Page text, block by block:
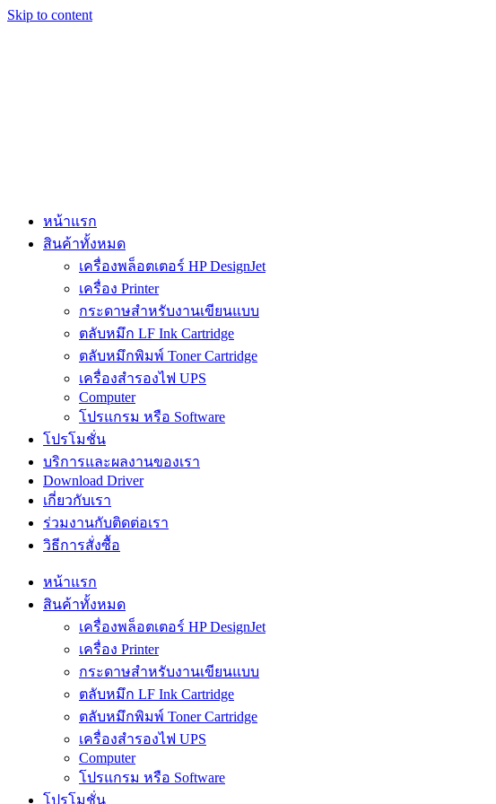
Skip to content
หน้าแรก
สินค้าทั้งหมด
เครื่องพล็อตเตอร์ HP DesignJet
เครื่อง Printer
กระดาษสำหรับงานเขียนแบบ
ตลับหมึก LF Ink Cartridge
ตลับหมึกพิมพ์ Toner Cartridge
เครื่องสำรองไฟ UPS
Computer
โปรแกรม หรือ Software
โปรโมชั่น
บริการและผลงานของเรา
Download Driver
เกี่ยวกับเรา
ร่วมงานกับติดต่อเรา
วิธีการสั่งซื้อ
หน้าแรก
สินค้าทั้งหมด
เครื่องพล็อตเตอร์ HP DesignJet
เครื่อง Printer
กระดาษสำหรับงานเขียนแบบ
ตลับหมึก LF Ink Cartridge
ตลับหมึกพิมพ์ Toner Cartridge
เครื่องสำรองไฟ UPS
Computer
โปรแกรม หรือ Software
โปรโมชั่น